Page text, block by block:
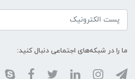
ما را در شبکه‌های اجتماعی دنبال کنید: